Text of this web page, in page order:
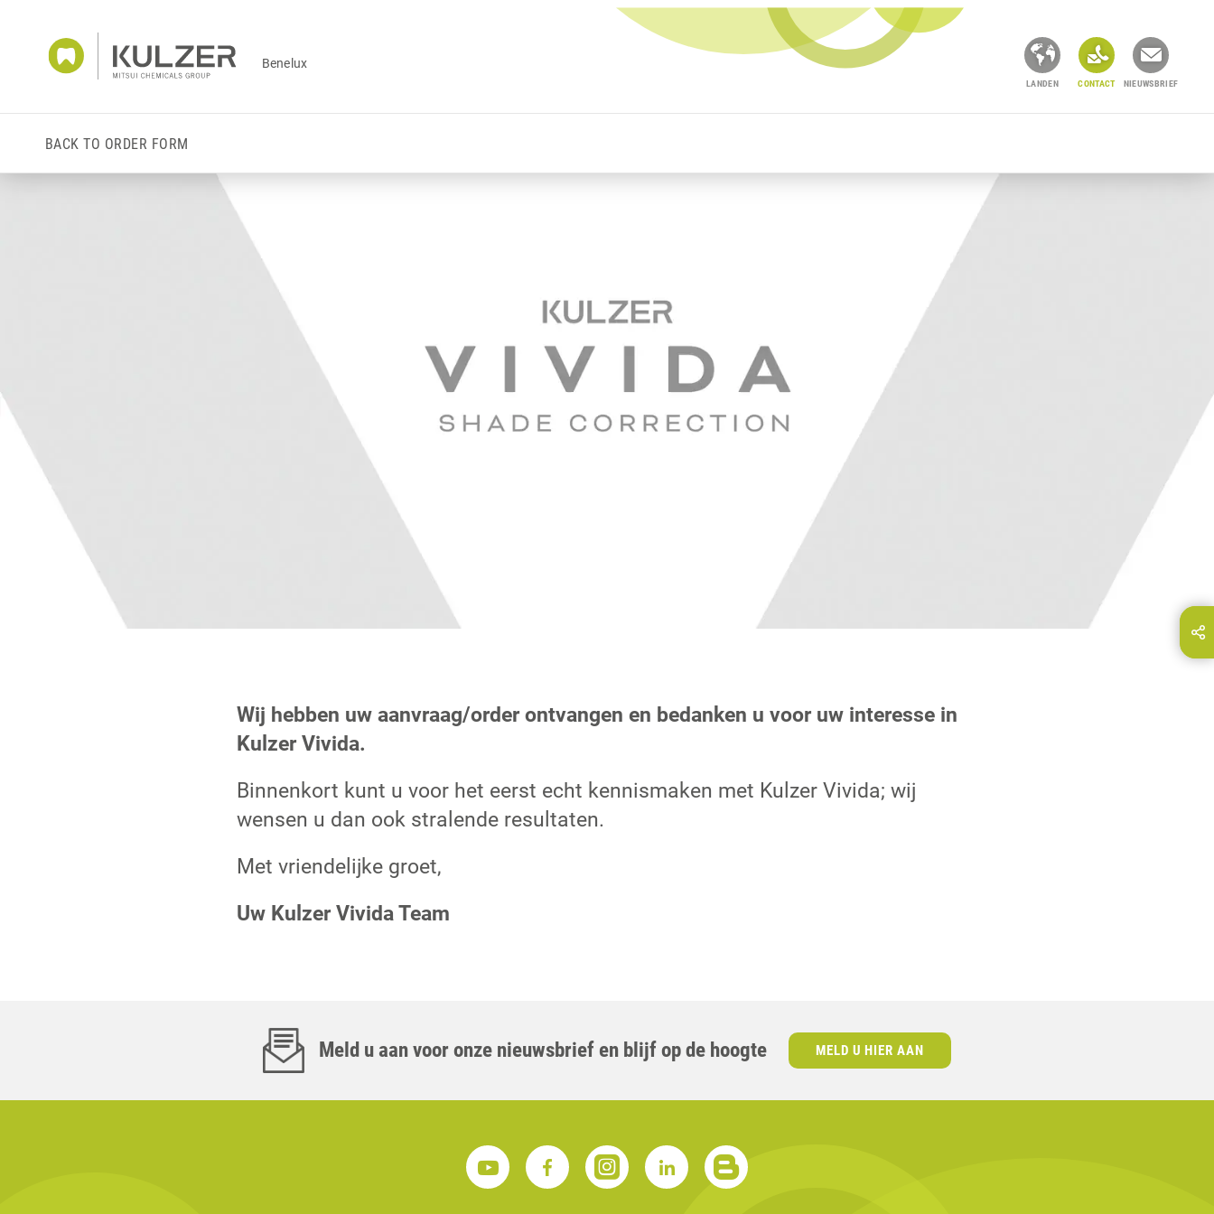
Benelux
LANDEN CONTACT NIEUWSBRIEF
BACK TO ORDER FORM
Deel deze pagina via...
Wij hebben uw aanvraag/order ontvangen en bedanken u voor uw interesse in
Kulzer Vivida.
Binnenkort kunt u voor het eerst echt kennismaken met Kulzer Vivida; wij
wensen u dan ook stralende resultaten.
Met vriendelijke groet,
Uw Kulzer Vivida Team
Meld u aan voor onze nieuwsbrief en blijf op de hoogte MELD U HIER AAN